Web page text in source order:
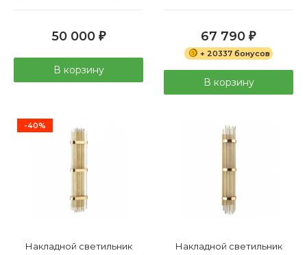
50 000 ₽
В корзину
67 790 ₽
+ 20337 бонусов
В корзину
-40%
Накладной светильник
Накладной светильник